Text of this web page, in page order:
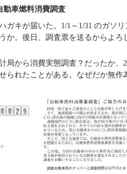
動車燃料消費調査
ガキが届いた。1/1～1/31 のガソ
か。後日、調査票を送るからよろ
局から消費実態調査？だったか、
られたことがある。なぜだか無作